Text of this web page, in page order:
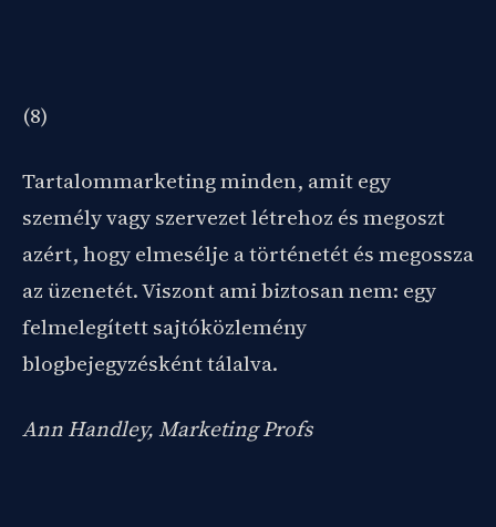
(8)
Tartalommarketing minden, amit egy
személy vagy szervezet létrehoz és megoszt
azért, hogy elmesélje a történetét és megossza
az üzenetét. Viszont ami biztosan nem: egy
felmelegített sajtóközlemény
blogbejegyzésként tálalva.
Ann Handley, Marketing Profs